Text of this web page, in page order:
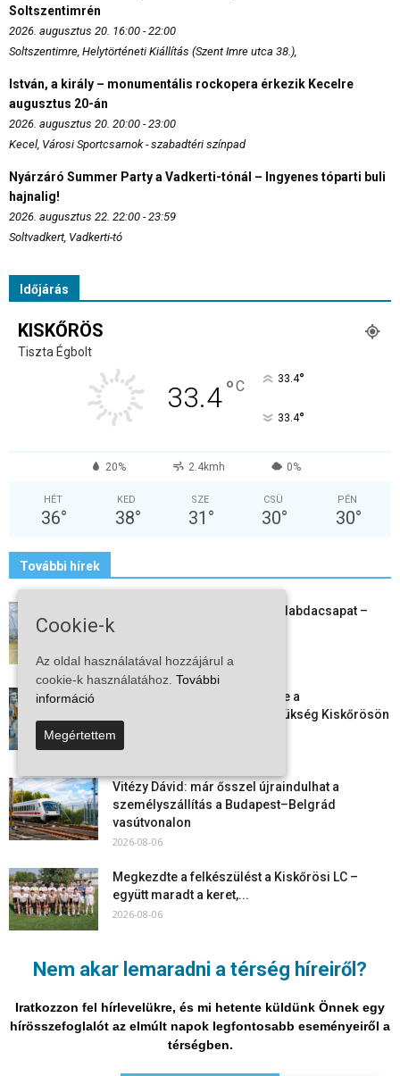
Nem akar lemaradni a térség híreiről?
Iratkozzon fel hírlevelükre, és mi hetente küldünk Önnek egy
hírösszefoglalót az elmúlt napok legfontosabb eseményeiről a
térségben.
Soltszentimrén
2026. augusztus 20. 16:00 - 22:00
Soltszentimre, Helytörténeti Kiállítás (Szent Imre utca 38.),
István, a király – monumentális rockopera érkezik Kecelre
augusztus 20-án
2026. augusztus 20. 20:00 - 23:00
Kecel, Városi Sportcsarnok - szabadtéri színpad
Nyárzáró Summer Party a Vadkerti-tónál – Ingyenes tóparti buli
hajnalig!
2026. augusztus 22. 22:00 - 23:59
Soltvadkert, Vadkerti-tó
Időjárás
KISKŐRÖS
Tiszta Égbolt
33.4°C 33.4°
33.4°
20% 2.4kmh 0%
HÉT
36°
KED
38°
SZE
31 °
CSÜ
30°
PÉN
30°
További hírek
Megszűnt a kiskőrösi női kézilabdacsapat –
egy korszak ért véget
Aktuális állásajánlatok: ezekre a
munkavállalókra van most szükség Kiskőrösön
és a...
2026-08-07
Vitézy Dávid: már ősszel újraindulhat a
személyszállítás a Budapest–Belgrád
vasútvonalon
2026-08-06
Megkezdte a felkészülést a Kiskőrösi LC –
együtt maradt a keret,...
2026-08-06
Mi történik Európa felett? Ezért nem tud
szabadulni a kontinens a...
2026-08-05
Cookie-k
Az oldal használatával hozzájárul a
cookie-k használatához. További
információ
Megértettem